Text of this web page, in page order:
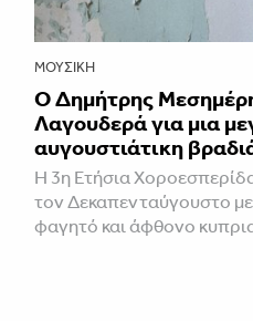
ΜΟΥΣΙΚΉ
Ο Δημήτρης
Λαγουδερά για μια
αυγουστιάτικη
Η 3η Ετήσια
τον Δεκαπενταύγουστο
φαγητό και άφθονο